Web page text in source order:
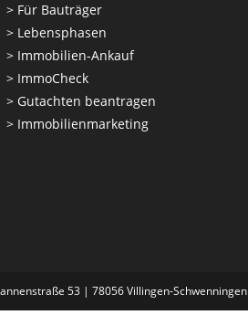
> Für Bauträger
> Lebensphasen
> Immobilien-Ankauf
> ImmoCheck
> Gutachten beantragen
> Immobilienmarketing
53 | 78056 Villingen-Schwenningen